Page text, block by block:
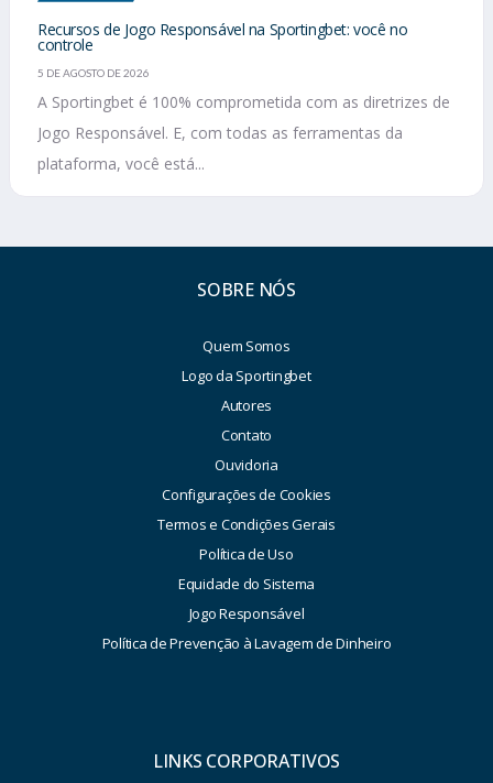
Recursos de Jogo Responsável na Sportingbet: você no
controle
5 DE AGOSTO DE 2026
A Sportingbet é 100% comprometida com as diretrizes de
Jogo Responsável. E, com todas as ferramentas da
plataforma, você está...
SOBRE NÓS
Quem Somos
Logo da Sportingbet
Autores
Contato
Ouvidoria
Configurações de Cookies
Termos e Condições Gerais
Política de Uso
Equidade do Sistema
Jogo Responsável
Política de Prevenção à Lavagem de Dinheiro
LINKS CORPORATIVOS